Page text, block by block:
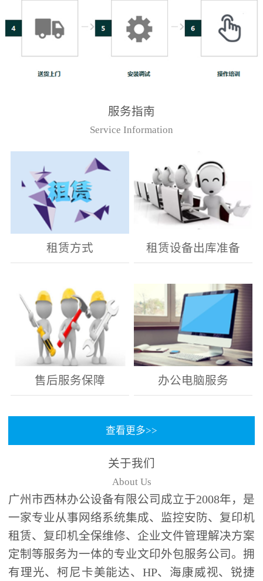
服务指南
Service Information
租赁方式 租赁设备出库准备
售后服务保障 办公电脑服务
查看更多>>
关于我们
About Us
广州市西林办公设备有限公司成立于2008年，是
一家专业从事网络系统集成、监控安防、复印机
租赁、复印机全保维修、企业文件管理解决方案
定制等服务为一体的专业文印外包服务公司。拥
有理光、柯尼卡美能达、HP、海康威视、锐捷